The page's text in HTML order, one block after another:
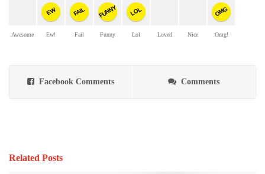
Awesome
EW
Ew!
FAIL
Fail
FUNNY
Funny
LOL
Lol Loved Nice
OMG
Omg!
Facebook Comments Comments
Related Posts